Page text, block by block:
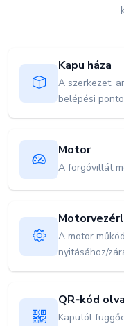
Kapu háza
A szerkezet,
belépési
Motor
A forgóvillát
A motor
nyitásához/
QR‑kód
Kaputól